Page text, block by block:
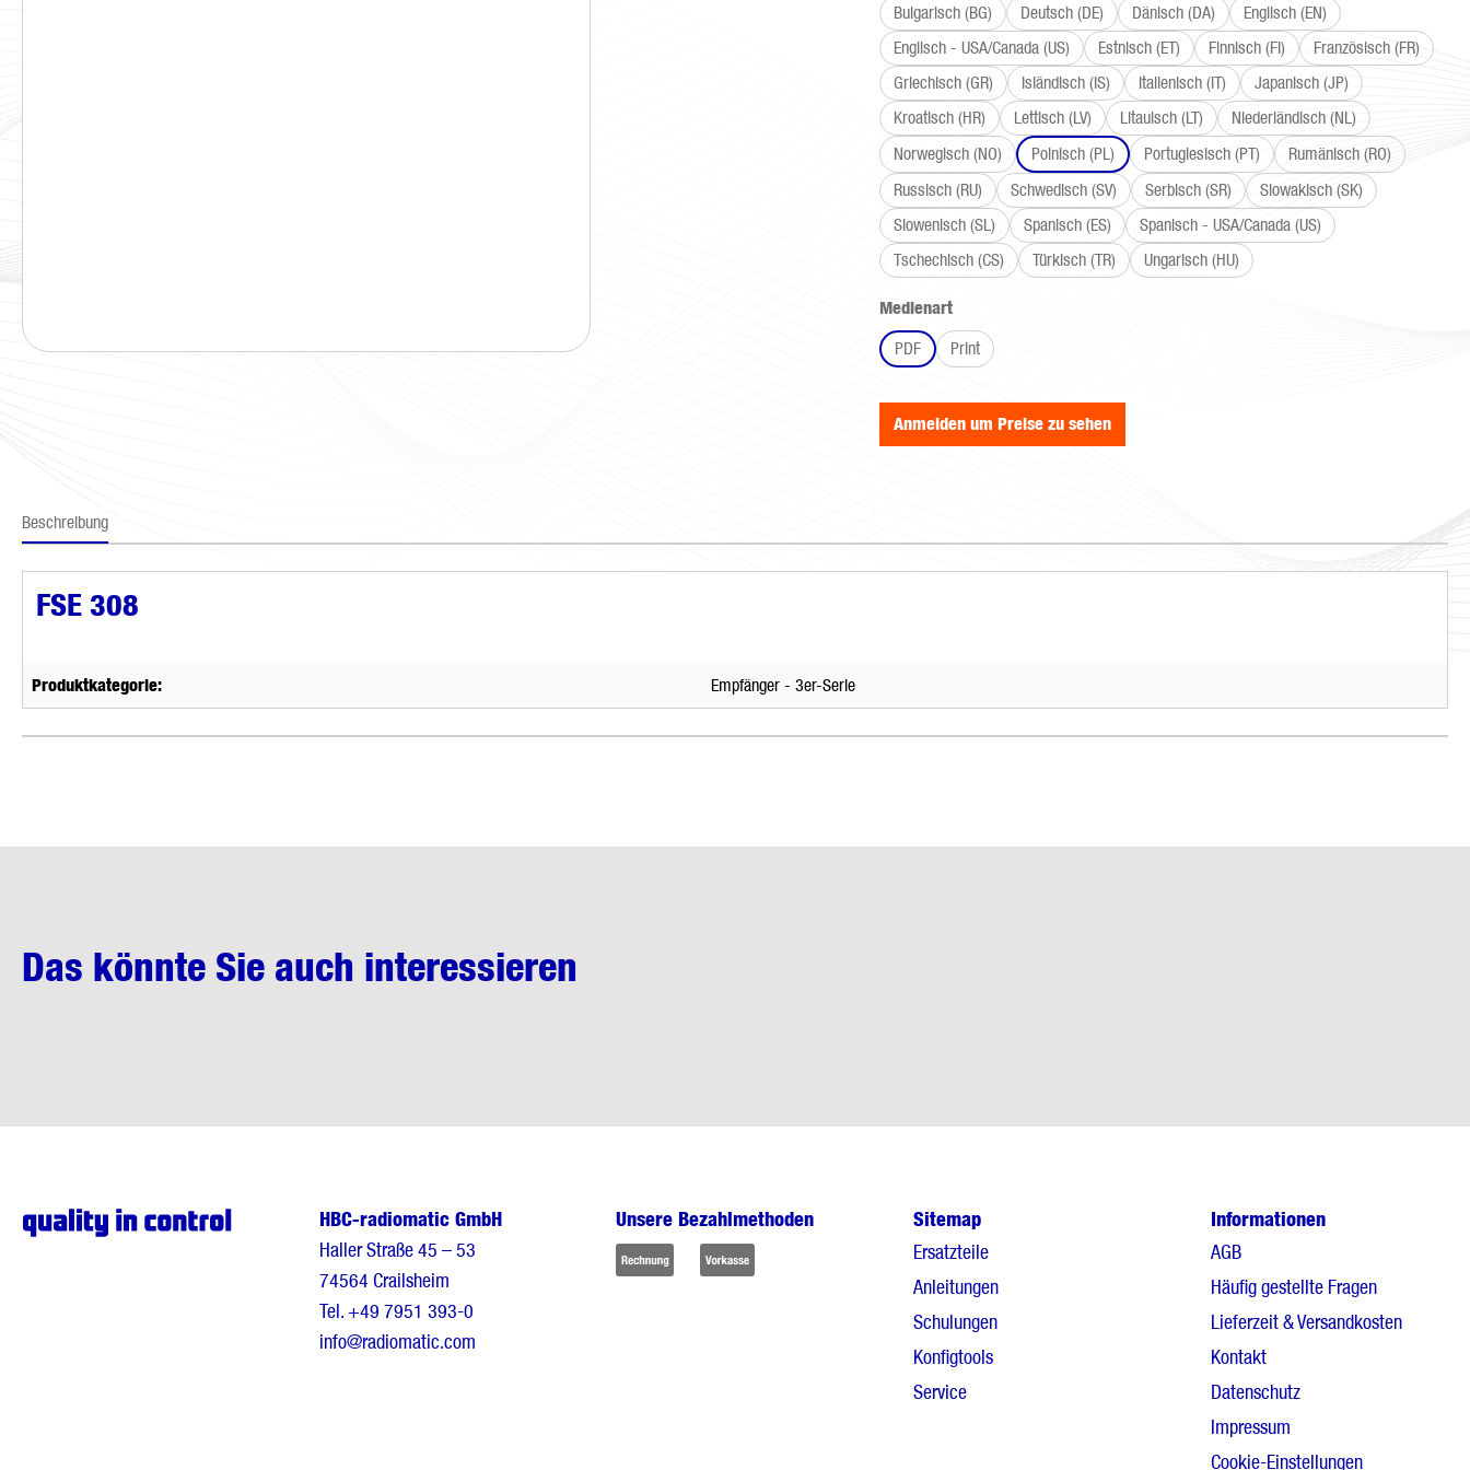
Bulgarisch (BG)
Deutsch (DE) Dänisch (DA)
Englisch (EN)
Englisch - USA/Canada (US)
Estnisch (ET) Finnisch (FI)
Französisch (FR)
Griechisch (GR)
Isländisch (IS) Italienisch (IT)
Japanisch (JP)
Kroatisch (HR)
Lettisch (LV) Litauisch (LT)
Niederländisch (NL)
Norwegisch (NO)
Polnisch (PL) Portugiesisch (PT)
Rumänisch (RO)
Russisch (RU)
Schwedisch (SV) Serbisch (SR)
Slowakisch (SK)
Slowenisch (SL)
Spanisch (ES)
Spanisch - USA/Canada (US)
Tschechisch (CS)
Türkisch (TR) Ungarisch (HU)
Medienartauswählen
PDF
Print
Anmelden um Preise zu sehen
Beschreibung
FSE 308
Produktkategorie: Empfänger - 3er-Serie
Das könnte Sie auch interessieren
HBC-radiomatic GmbH
Haller Straße 45 – 53
74564 Crailsheim
Tel.+49 7951 393-0
info@radiomatic.com
Unsere Bezahlmethoden
Sitemap
Ersatzteile
Anleitungen
Schulungen
Konfigtools
Service
Informationen
AGB
Häufig gestellte Fragen
Lieferzeit & Versandkosten
Kontakt
Datenschutz
Impressum
Cookie-Einstellungen